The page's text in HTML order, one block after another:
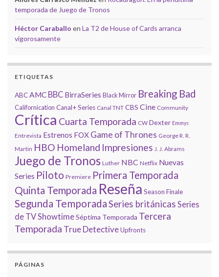
temporada de Juego de Tronos
Héctor Caraballo en La T2 de House of Cards arranca
vigorosamente
ETIQUETAS
ABCAMC BBC BirraSeries Black Mirror Breaking Bad
Californication Canal+ Series Canal TNT CBS Cine Community
Crítica Cuarta Temporada CW Dexter Emmys
Entrevista Estrenos FOX Game of Thrones George R. R.
Martin HBO Homeland Impresiones J. J. Abrams
Juego de Tronos Luther NBC Netflix Nuevas
Series Piloto Premiere Primera Temporada
Quinta Temporada Reseña Season Finale
Segunda TemporadaSeries británicas Series
de TVShowtimeSéptima Temporada Tercera
Temporada True DetectiveUpfronts
PÁGINAS